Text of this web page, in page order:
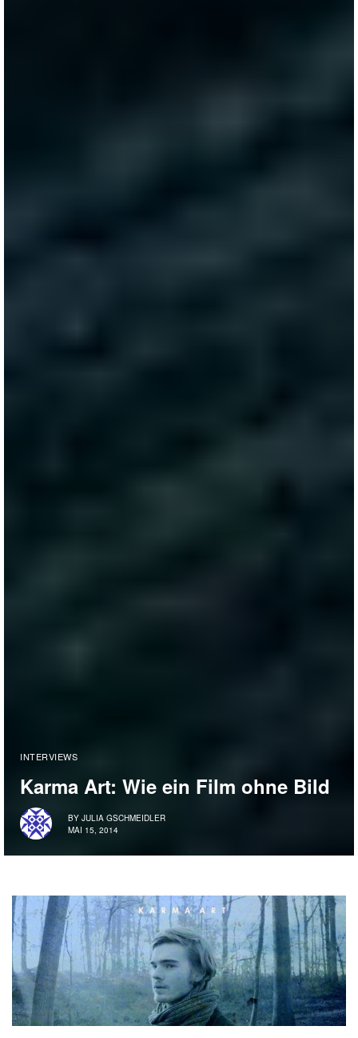
INTERVIEWS
Karma Art: Wie ein Film ohne Bild
BY JULIA GSCHMEIDLER
MAI 15, 2014